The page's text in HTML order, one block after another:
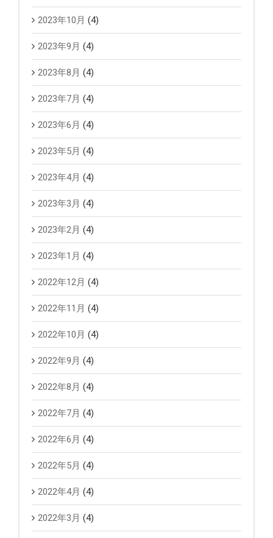
2023年10月 (4)
2023年9月 (4)
2023年8月 (4)
2023年7月 (4)
2023年6月 (4)
2023年5月 (4)
2023年4月 (4)
2023年3月 (4)
2023年2月 (4)
2023年1月 (4)
2022年12月 (4)
2022年11月 (4)
2022年10月 (4)
2022年9月 (4)
2022年8月 (4)
2022年7月 (4)
2022年6月 (4)
2022年5月 (4)
2022年4月 (4)
2022年3月 (4)